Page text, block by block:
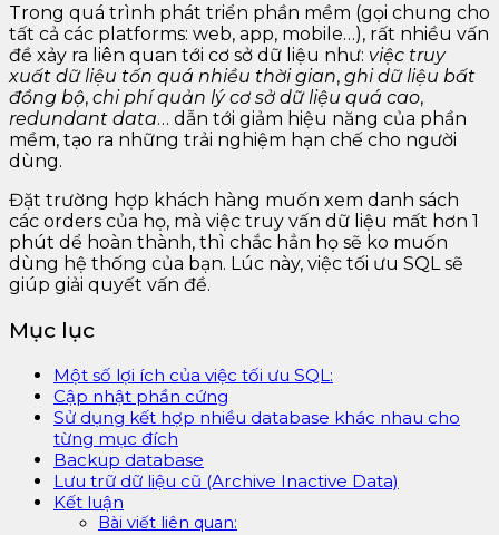
Trong quá trình phát triển phần mềm (gọi chung cho
tất cả các platforms: web, app, mobile…), rất nhiều vấn
đề xảy ra liên quan tới cơ sở dữ liệu như: việc truy
xuất dữ liệu tốn quá nhiều thời gian, ghi dữ liệu bất
đồng bộ, chi phí quản lý cơ sở dữ liệu quá cao,
redundant data… dẫn tới giảm hiệu năng của phần
mềm, tạo ra những trải nghiệm hạn chế cho người
dùng.
Đặt trường hợp khách hàng muốn xem danh sách
các orders của họ, mà việc truy vấn dữ liệu mất hơn 1
phút dể hoàn thành, thì chắc hẳn họ sẽ ko muốn
dùng hệ thống của bạn. Lúc này, việc tối ưu SQL sẽ
giúp giải quyết vấn đề.
Mục lục
Một số lợi ích của việc tối ưu SQL:
Cập nhật phần cứng
Sử dụng kết hợp nhiều database khác nhau cho
từng mục đích
Backup database
Lưu trữ dữ liệu cũ (Archive Inactive Data)
Kết luận
Bài viết liên quan: